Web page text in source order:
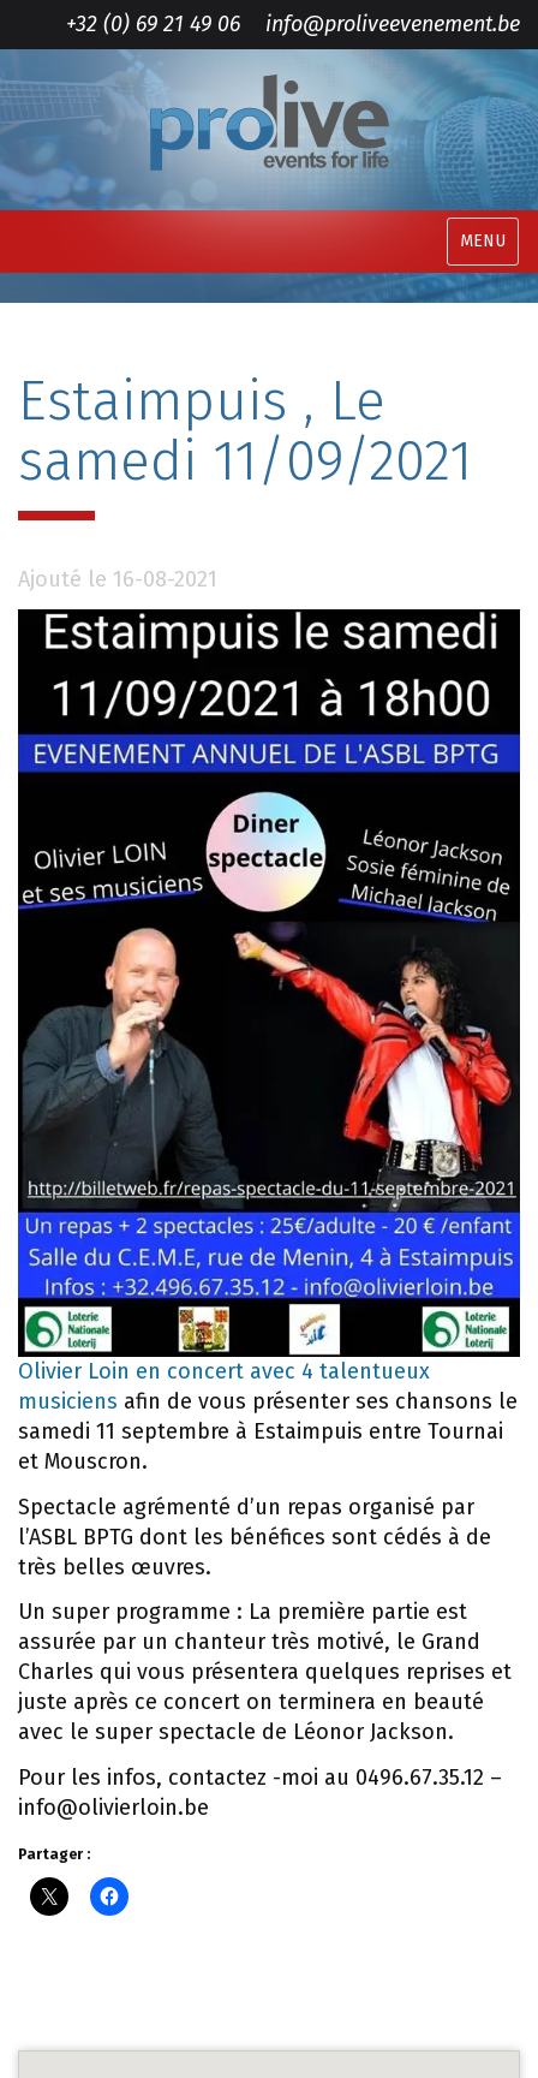
+32 (0) 69 21 49 06 info@proliveevenement.be
MENU
Estaimpuis , Le
samedi 11/09/2021
Ajouté le 16-08-2021
Olivier Loin en concert avec 4 talentueux
musiciens afin de vous présenter ses chansons le
samedi 11 septembre à Estaimpuis entre Tournai
et Mouscron.
Spectacle agrémenté d’un repas organisé par
l’ASBL BPTG dont les bénéfices sont cédés à de
très belles œuvres.
Un super programme : La première partie est
assurée par un chanteur très motivé, le Grand
Charles qui vous présentera quelques reprises et
juste après ce concert on terminera en beauté
avec le super spectacle de Léonor Jackson.
Pour les infos, contactez -moi au 0496.67.35.12 –
info@olivierloin.be
Partager :